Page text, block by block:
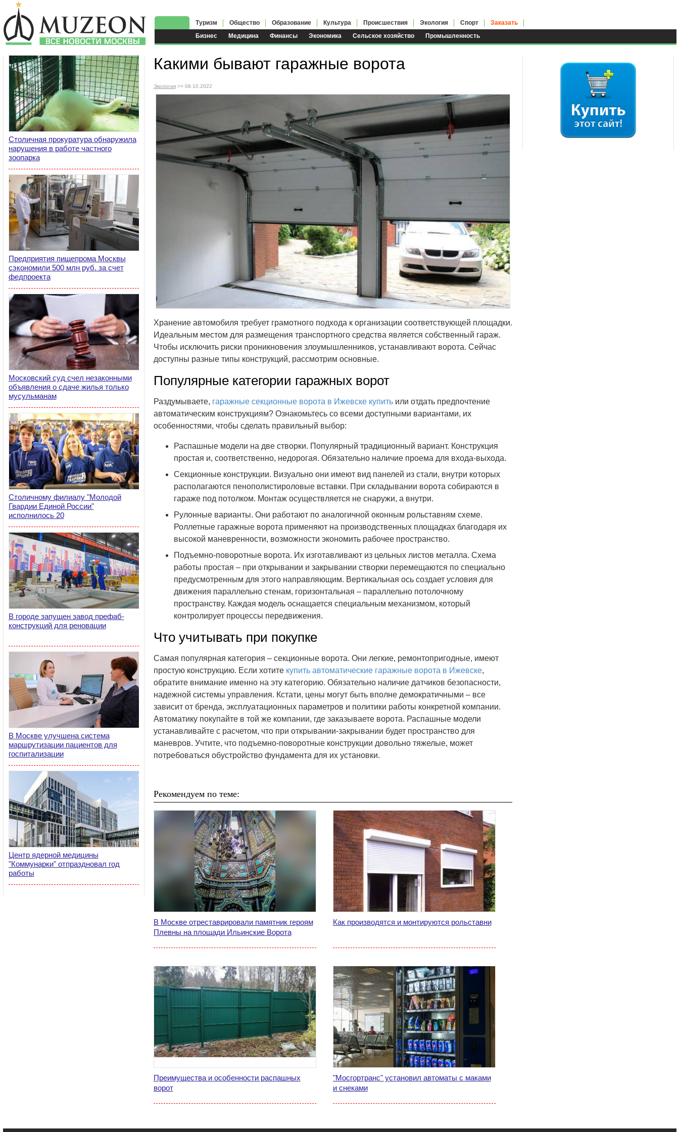
Бизнес Медицина Финансы Экономика Сельское хозяйство Промышленность
Туризм Общество Образование Культура Происшествия Экология Спорт Заказать
Столичная прокуратура обнаружила
нарушения в работе частного
зоопарка
Предприятия пищепрома Москвы
сэкономили 500 млн руб. за счет
федпроекта
Московский суд счел незаконными
объявления о сдаче жилья только
мусульманам
Столичному филиалу "Молодой
Гвардии Единой России"
исполнилось 20
В городе запущен завод префаб-
конструкций для реновации
В Москве улучшена система
маршрутизации пациентов для
госпитализации
Центр ядерной медицины
"Коммунарки" отпраздновал год
работы
Какими бывают гаражные ворота
Экология>> 08.10.2022
Хранение автомобиля требует грамотного подхода к организации соответствующей площадки.
Идеальным местом для размещения транспортного средства является собственный гараж.
Чтобы исключить риски проникновения злоумышленников, устанавливают ворота. Сейчас
доступны разные типы конструкций, рассмотрим основные.
Популярные категории гаражных ворот
Раздумываете, гаражные секционные ворота в Ижевске купитьили отдать предпочтение
автоматическим конструкциям? Ознакомьтесь со всеми доступными вариантами, их
особенностями, чтобы сделать правильный выбор:
Распашные модели на две створки. Популярный традиционный вариант. Конструкция
простая и, соответственно, недорогая. Обязательно наличие проема для входа-выхода.
Секционные конструкции. Визуально они имеют вид панелей из стали, внутри которых
располагаются пенополистироловые вставки. При складывании ворота собираются в
гараже под потолком. Монтаж осуществляется не снаружи, а внутри.
Рулонные варианты. Они работают по аналогичной оконным рольставням схеме.
Роллетные гаражные ворота применяют на производственных площадках благодаря их
высокой маневренности, возможности экономить рабочее пространство.
Подъемно-поворотные ворота. Их изготавливают из цельных листов металла. Схема
работы простая – при открывании и закрывании створки перемещаются по специально
предусмотренным для этого направляющим. Вертикальная ось создает условия для
движения параллельно стенам, горизонтальная – параллельно потолочному
пространству. Каждая модель оснащается специальным механизмом, который
контролирует процессы передвижения.
Что учитывать при покупке
Самая популярная категория – секционные ворота. Они легкие, ремонтопригодные, имеют
простую конструкцию. Если хотите купить автоматические гаражные ворота в Ижевске,
обратите внимание именно на эту категорию. Обязательно наличие датчиков безопасности,
надежной системы управления. Кстати, цены могут быть вполне демократичными – все
зависит от бренда, эксплуатационных параметров и политики работы конкретной компании.
Автоматику покупайте в той же компании, где заказываете ворота. Распашные модели
устанавливайте с расчетом, что при открывании-закрывании будет пространство для
маневров. Учтите, что подъемно-поворотные конструкции довольно тяжелые, может
потребоваться обустройство фундамента для их установки.
Рекомендуем по теме:
В Москве отреставрировали памятник героям
Плевны на площади Ильинские Ворота
Как производятся и монтируются рольставни
Преимущества и особенности распашных
ворот
"Мосгортранс" установил автоматы с маками
и снеками